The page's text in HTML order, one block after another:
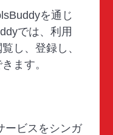
を通じ
では、利用
し、登録し、
ます。
ービスをシンガ